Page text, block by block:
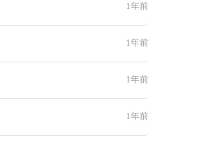
1年前
1年前
1年前
1年前